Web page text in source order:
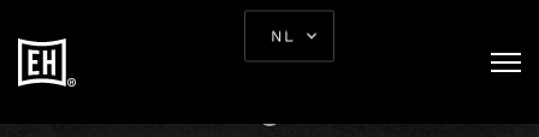
NL
HET AVONTUUR BEGINT
HIER